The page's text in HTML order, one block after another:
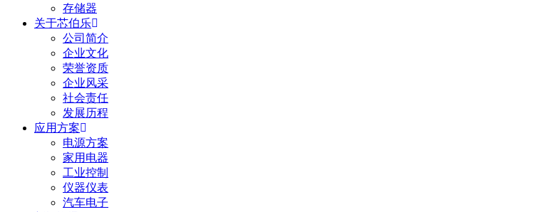
存储器
关于芯伯乐
公司简介
企业文化
荣誉资质
企业风采
社会责任
发展历程
应用方案
电源方案
家用电器
工业控制
仪器仪表
汽车电子